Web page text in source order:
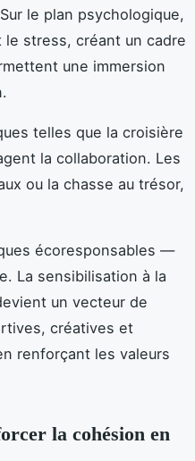
le plan psychologique,
le stress, créant un cadre
une immersion
telles que la croisière
la collaboration. Les
ou la chasse au trésor,
écoresponsables —
La sensibilisation à la
un vecteur de
créatives et
renforçant les valeurs
la cohésion en